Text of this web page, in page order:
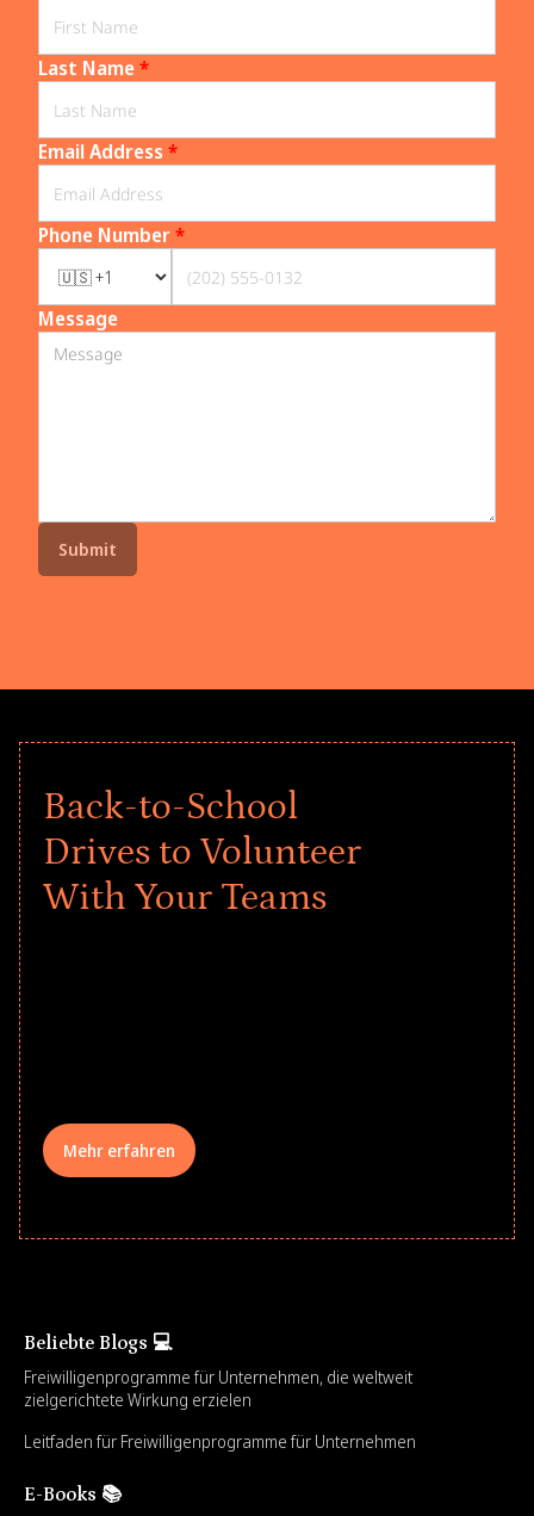
Last Name*
Email Address *
Phone Number*
Message
Back-to-School
Drives to Volunteer
With Your Teams
Mehr erfahren
Beliebte Blogs 💻
Freiwilligenprogramme für Unternehmen, die weltweit
zielgerichtete Wirkung erzielen
Leitfaden für Freiwilligenprogramme für Unternehmen
E-Books 📚